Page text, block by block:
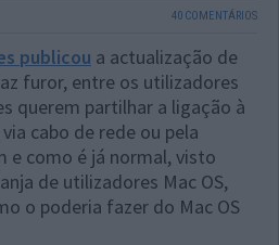
40 COMENTÁRIOS
publicou a actualização de
furor, entre os utilizadores
querem partilhar a ligação à
cabo de rede ou pela
e como é já normal, visto
de utilizadores Mac OS,
o poderia fazer do Mac OS